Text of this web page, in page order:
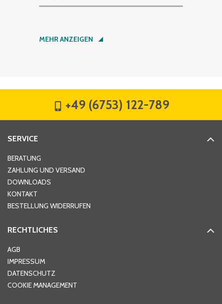
Nachname*
Hausnummer
Ort*
Telefon
MEHR ANZEIGEN
+49 (6753) 122-789
SERVICE
BERATUNG
ZAHLUNG UND VERSAND
DOWNLOADS
KONTAKT
BESTELLUNG WIDERRUFEN
RECHTLICHES
AGB
IMPRESSUM
DATENSCHUTZ
COOKIE MANAGEMENT